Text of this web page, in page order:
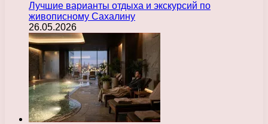
Лучшие варианты отдыха и экскурсий по
живописному Сахалину
26.05.2026